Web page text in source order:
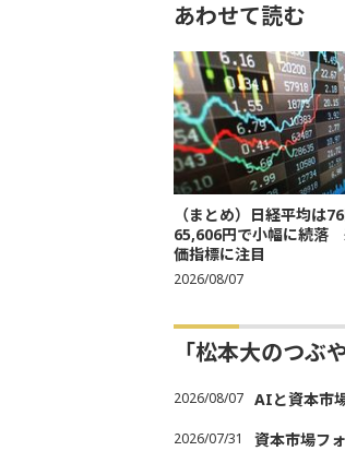
あわせて読む
（まとめ）日経平均は
65,606円で小幅に続落
価指標に注目
2026/08/07
「松本大のつぶ
2026/08/07 AIと資本市
2026/07/31 資本市場フ